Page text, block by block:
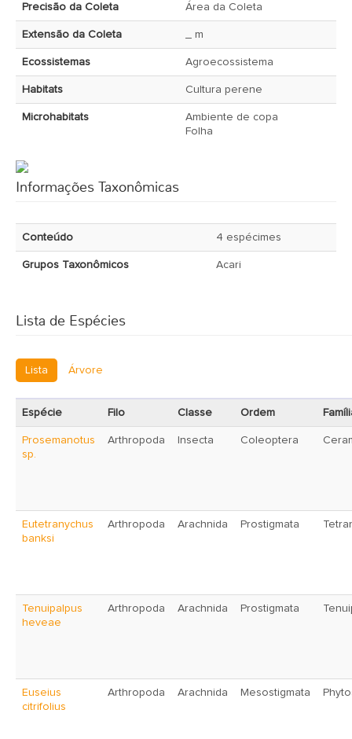
Precisão da Coleta Área da Coleta
Extensão da Coleta _ m
Ecossistemas Agroecossistema
Habitats Cultura perene
Microhabitats
Ambiente de copa
Folha
Informações Taxonômicas
Conteúdo 4 espécimes
Grupos Taxonômicos Acari
Lista de Espécies
Lista Árvore
Espécie Filo Classe Ordem
Prosemanotus
sp.
Arthropoda Insecta Coleoptera
Eutetranychus
banksi
Arthropoda Arachnida Prostigmata
Tenuipalpus
heveae
Arthropoda Arachnida Prostigmata
Euseius
citrifolius
Arthropoda Arachnida Mesostigmata